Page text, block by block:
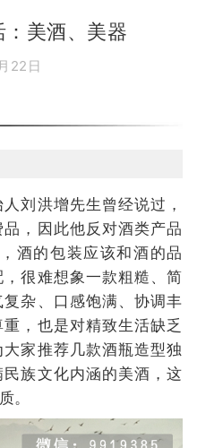
美酒、美器
22日
刘洪增先生曾经说过，
，因此他反对酒类产品
酒的包装应该和酒的品
很难想象一款粗糙、简
杂、口感饱满、协调丰
，也是对精致生活缺乏
家推荐几款酒瓶造型独
族文化内涵的美酒，这
。